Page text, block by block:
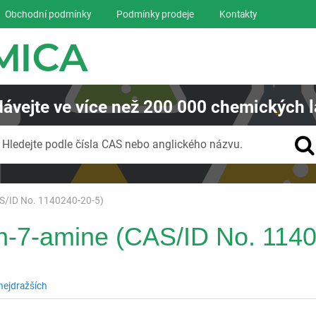
ID No. 1140240-20-5)
7-amine (CAS/ID No.
Obchodní podmínky Podmínky prodeje Kontakty
ve více než200 000 chemických
Hledejte podle čísla CAS nebo anglického názvu.